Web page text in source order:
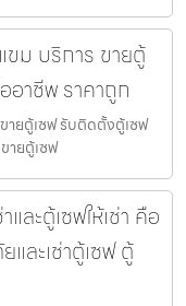
ขม บริการ ขายตู้
าชีพ ราคาถูก
ายตู้เซฟ รับติดตั้งตู้เซฟ
ายตู้เซฟ
ละตู้เซฟให้เช่า คือ
ละเช่าตู้เซฟ ตู้